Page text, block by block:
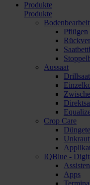
Produkte
Produkte
Pflügen
Aussaat
Drillsaat
Crop Care
IQBlue -
Apps